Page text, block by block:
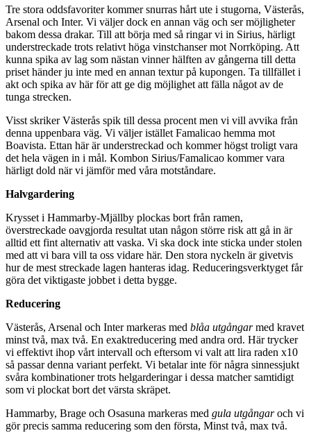
Tre stora oddsfavoriter kommer snurras hårt ute i stugorna, Västerås,
Arsenal och Inter. Vi väljer dock en annan väg och ser möjligheter
bakom dessa drakar. Till att börja med så ringar vi in Sirius, härligt
understreckade trots relativt höga vinstchanser mot Norrköping. Att
kunna spika av lag som nästan vinner hälften av gångerna till detta
priset händer ju inte med en annan textur på kupongen. Ta tillfället i
akt och spika av här för att ge dig möjlighet att fälla något av de
tunga strecken.
Visst skriker Västerås spik till dessa procent men vi vill avvika från
denna uppenbara väg. Vi väljer istället Famalicao hemma mot
Boavista. Ettan här är understreckad och kommer högst troligt vara
det hela vägen in i mål. Kombon Sirius/Famalicao kommer vara
härligt dold när vi jämför med våra motståndare.
Halvgardering
Krysset i Hammarby-Mjällby plockas bort från ramen,
överstreckade oavgjorda resultat utan någon större risk att gå in är
alltid ett fint alternativ att vaska. Vi ska dock inte sticka under stolen
med att vi bara vill ta oss vidare här. Den stora nyckeln är givetvis
hur de mest streckade lagen hanteras idag. Reduceringsverktyget får
göra det viktigaste jobbet i detta bygge.
Reducering
Västerås, Arsenal och Inter markeras med blåa utgångarmed kravet
minst två, max två. En exaktreducering med andra ord. Här trycker
vi effektivt ihop vårt intervall och eftersom vi valt att lira raden x10
så passar denna variant perfekt. Vi betalar inte för några sinnessjukt
svåra kombinationer trots helgarderingar i dessa matcher samtidigt
som vi plockat bort det värsta skräpet.
Hammarby, Brage och Osasuna markeras med gula utgångaroch vi
gör precis samma reducering som den första, Minst två, max två.